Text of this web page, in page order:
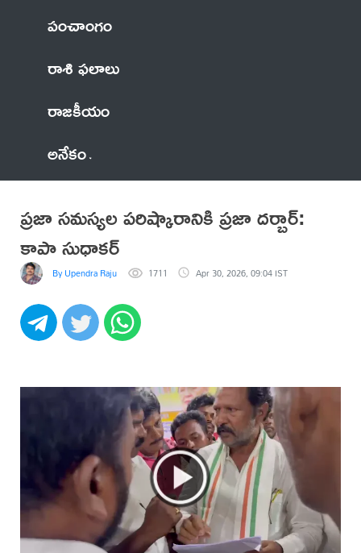
పంచాంగం
రాశి ఫలాలు
రాజకీయం
అనేకం
ప్రజా సమస్యల పరిష్కారానికి ప్రజా దర్బార్‌:
కాపా సుధాకర్
By Upendra Raju 1711 Apr 30, 2026, 09:04 IST